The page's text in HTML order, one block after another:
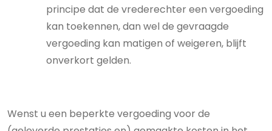
principe dat de vrederechter een vergoeding
kan toekennen, dan wel de gevraagde
vergoeding kan matigen of weigeren, blijft
onverkort gelden.
Wenst u een beperkte vergoeding voor de